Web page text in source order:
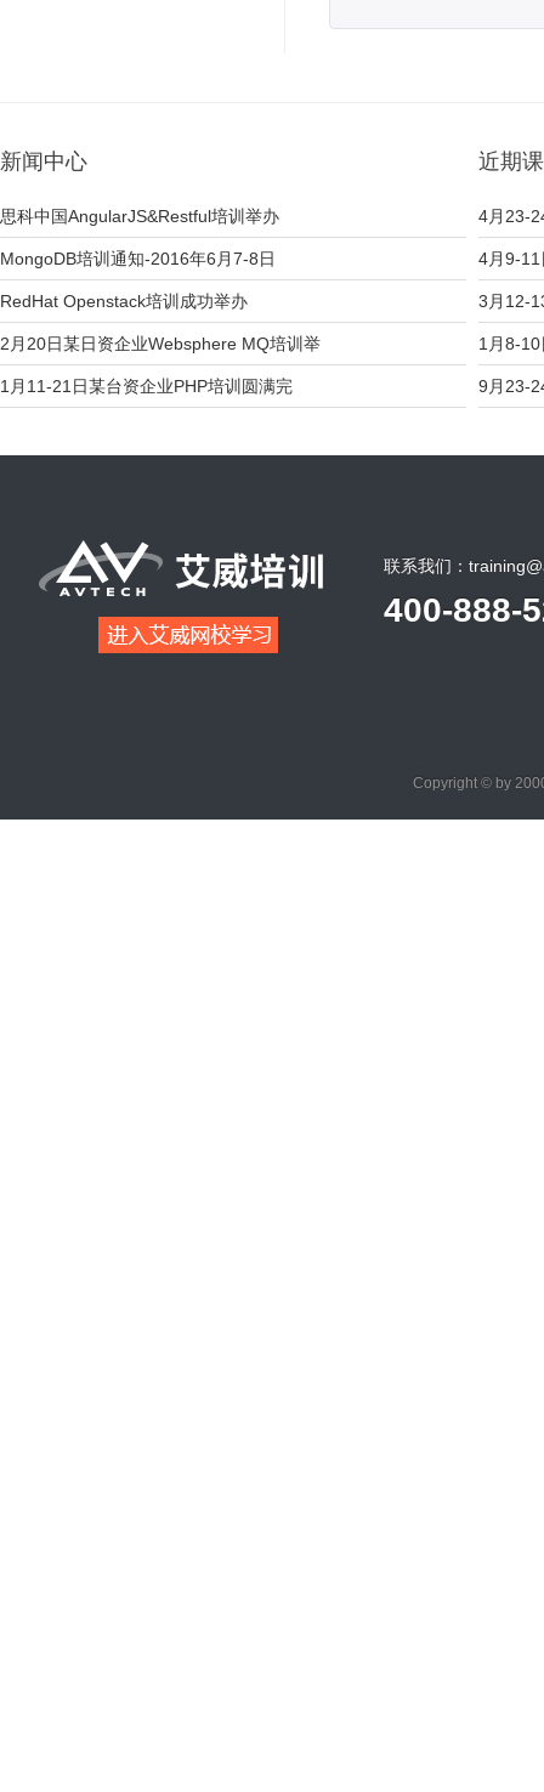
新闻中心
思科中国AngularJS&Restful培训举办
MongoDB培训通知-2016年6月7-8日
RedHat Openstack培训成功举办
2月20日某日资企业Websphere MQ培训举
1月11-21日某台资企业PHP培训圆满完
近期
4月23-
4月9-11
3月12-
1月8-
9月23-
联系我们：
400-888-
Copyright © by